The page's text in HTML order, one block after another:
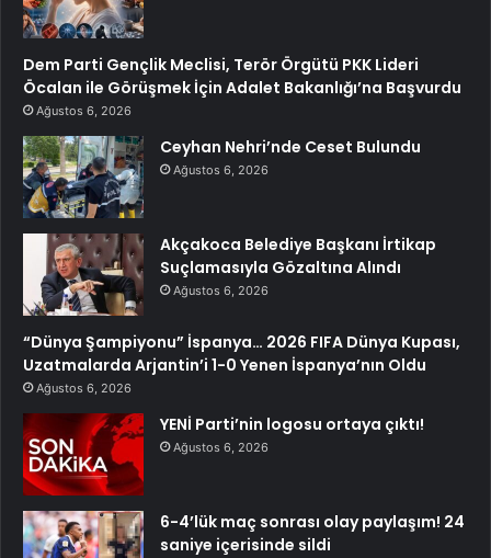
Dem Parti Gençlik Meclisi, Terör Örgütü PKK Lideri
Öcalan ile Görüşmek İçin Adalet Bakanlığı’na Başvurdu
Ağustos 6, 2026
Ceyhan Nehri’nde Ceset Bulundu
Ağustos 6, 2026
Akçakoca Belediye Başkanı İrtikap
Suçlamasıyla Gözaltına Alındı
Ağustos 6, 2026
“Dünya Şampiyonu” İspanya… 2026 FIFA Dünya Kupası,
Uzatmalarda Arjantin’i 1-0 Yenen İspanya’nın Oldu
Ağustos 6, 2026
YENİ Parti’nin logosu ortaya çıktı!
Ağustos 6, 2026
6-4’lük maç sonrası olay paylaşım! 24
saniye içerisinde sildi